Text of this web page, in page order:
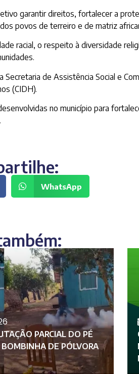
garantir direitos, fortalecer a
povos de terreiro e de matriz
racial, o respeito à diversidade
de Assistência Social e
(CIDH).
no município para
WhatsApp
PARCIAL DO PÉ
DE PÓLVORA